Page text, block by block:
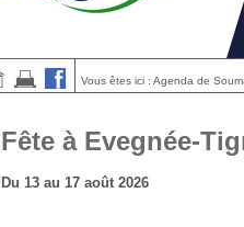
Vous êtes ici : Agenda de
Fête à Evegnée-
Du 13 au 17 août 2026